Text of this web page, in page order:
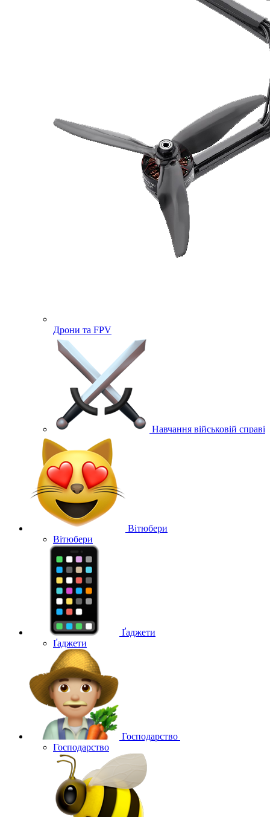
Дрони та FPV
Навчання військовій справі
Вітюбери
Вітюбери
Ґаджети
Ґаджети
Господарство
Господарство